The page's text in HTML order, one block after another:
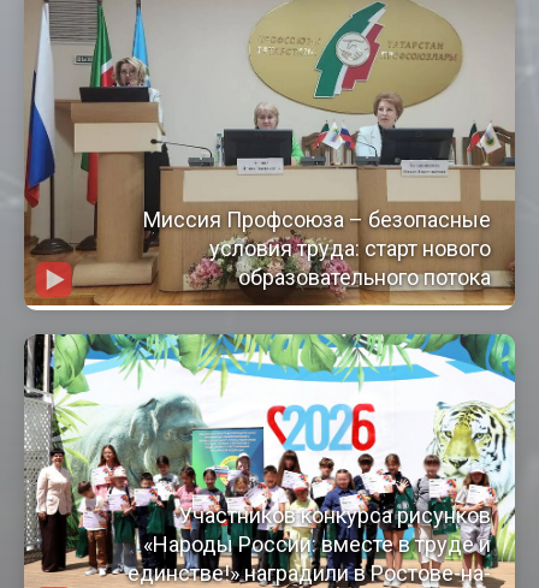
Миссия Профсоюза – безопасные
условия труда: старт нового
образовательного потока
Участников конкурса рисунков
«Народы России: вместе в труде и
единстве!» наградили в Ростове-на-